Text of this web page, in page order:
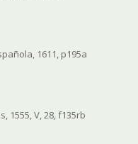
1611, p195a
1555, V, 28, f135rb